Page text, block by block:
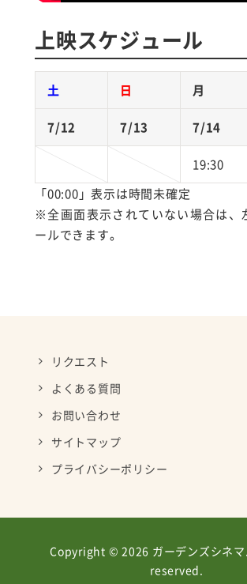
上映スケジュール
土 日 月
7/12 7/13 7/14
19:30
「00:00」表示は時間未確定
※全画面表示されていない場合は、
ールできます。
リクエスト
よくある質問
お問い合わせ
サイトマップ
プライバシーポリシー
Copyright © 2026 ガーデンズシネ
reserved.